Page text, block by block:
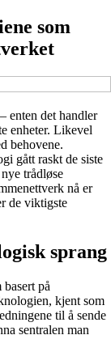
som
enten det handler
enheter. Likevel
behovene.
gått raskt de siste
trådløse
nå er
de viktigste
sprang
på
kjent som
til å sende
sentralen man